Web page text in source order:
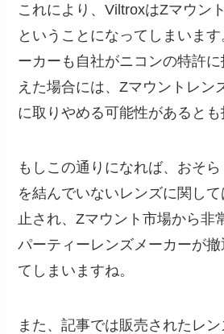
これにより、ViltroxはZマウン
ということになってしまいま
ーカーも自社がニコンの特許
えた場合には、Zマウントレン
に取りやめる可能性があるとも
もしこの通りになれば、おそ
を結んでいないレンズに関し
止され、Zマウント市場から非
パーティーレンズメーカーが
てしまいますね。
また、記事では販売されたレ